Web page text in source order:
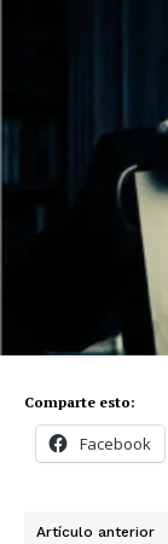
Comparte esto:
Facebook
Artículo anterior